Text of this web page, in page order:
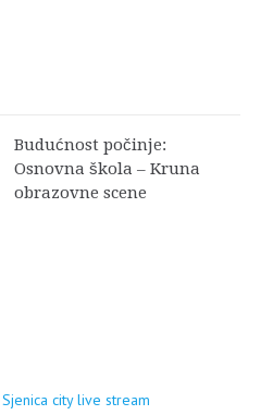
Budućnost počinje:
Osnovna škola – Kruna
obrazovne scene
city live stream